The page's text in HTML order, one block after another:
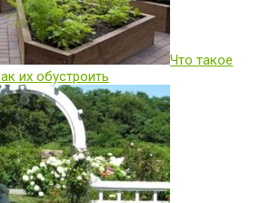
Что такое
их обустроить